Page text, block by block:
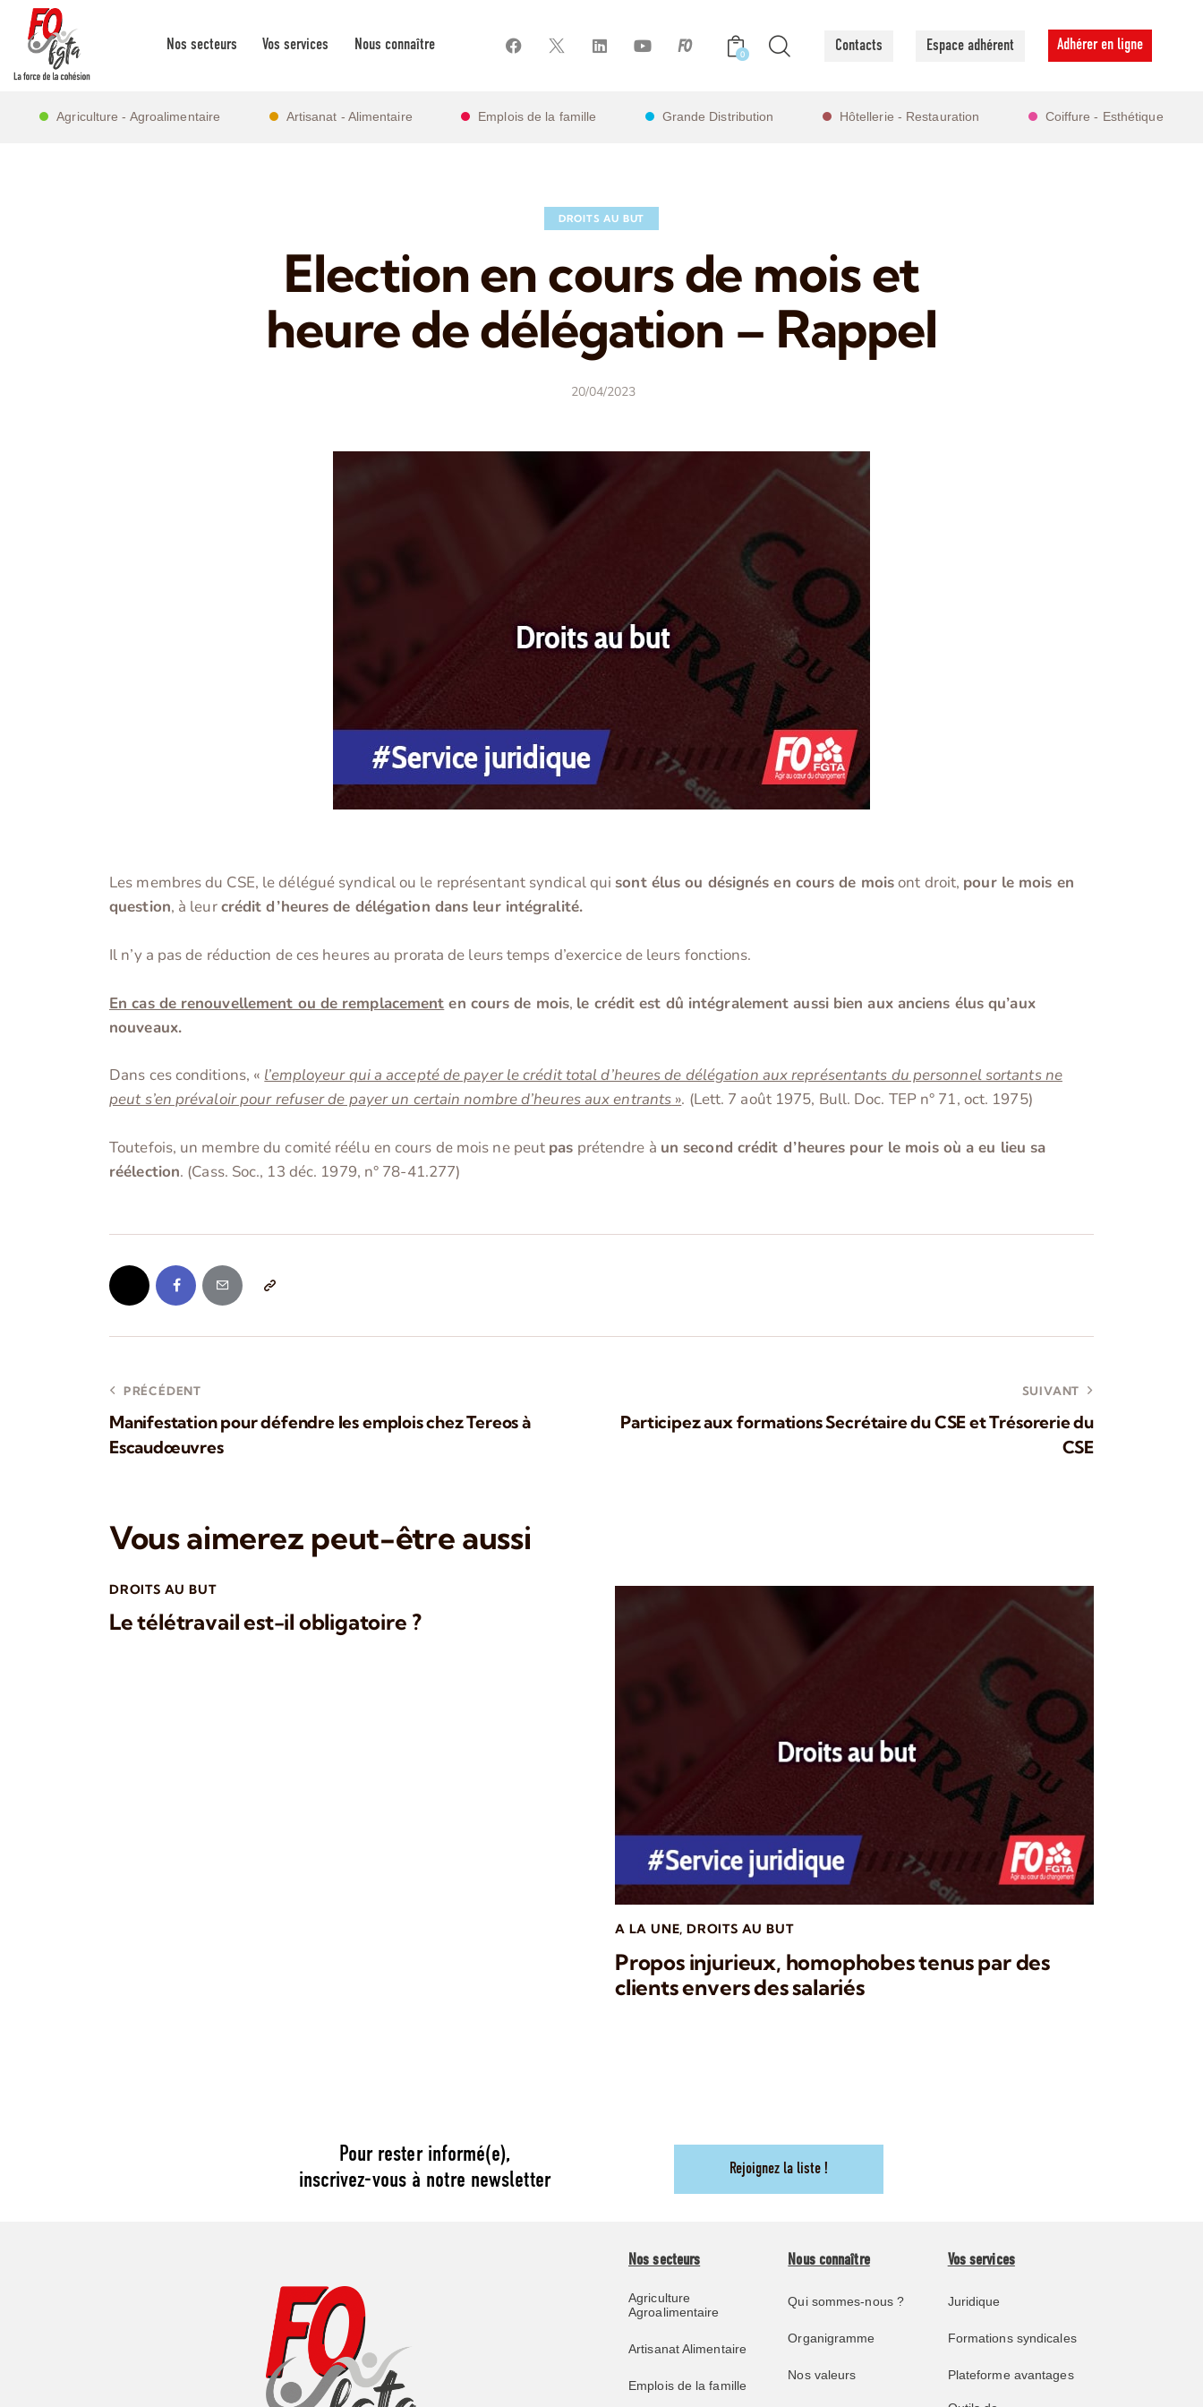
Nos secteurs Vos services Nous connaître
0 Contacts Espace adhérent Adhérer en ligne
Agriculture - Agroalimentaire Artisanat - Alimentaire Emplois de la famille Grande Distribution Hôtellerie - Restauration Coiffure - Esthétique
DROITS AU BUT
Election en cours de mois et
heure de délégation – Rappel
20/04/2023
Les membres du CSE, le délégué syndical ou le représentant syndical quisont élus ou désignés en cours de moisont droit, pour le mois en
question, à leurcrédit d’heures de délégation dans leur intégralité.
Il n’y a pas de réduction de ces heures au prorata de leurs temps d’exercice de leurs fonctions.
En cas de renouvellement ou de remplacement en cours de mois, le crédit est dû intégralement aussi bien aux anciens élus qu’aux
nouveaux.
Dans ces conditions, « l’employeur qui a accepté de payer le crédit total d’heures de délégation aux représentants du personnel sortants ne
peut s’en prévaloir pour refuser de payer un certain nombre d’heures aux entrants ». (Lett. 7 août 1975, Bull. Doc. TEP n° 71, oct. 1975)
Toutefois, un membre du comité réélu en cours de mois ne peut pas prétendre à un second crédit d’heures pour le mois où a eu lieu sa
réélection. (Cass. Soc., 13 déc. 1979, n° 78-41.277)
PRÉCÉDENT
Manifestation pour défendre les emplois chez Tereos à
Escaudœuvres
SUIVANT
Participez aux formations Secrétaire du CSE et Trésorerie du
CSE
Vous aimerez peut-être aussi
DROITS AU BUT
Le télétravail est-il obligatoire ?
A LA UNE,DROITS AU BUT
Propos injurieux, homophobes tenus par des
clients envers des salariés
Pour rester informé(e),
inscrivez-vous à notre newsletter
Rejoignez la liste !
Nos secteurs
Agriculture
Agroalimentaire
Artisanat Alimentaire
Emplois de la famille
Nous connaître
Qui sommes-nous ?
Organigramme
Nos valeurs
Vos services
Juridique
Formations syndicales
Plateforme avantages